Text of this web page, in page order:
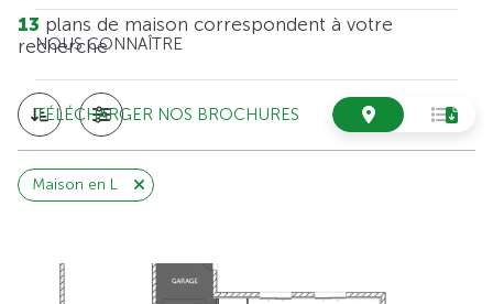
NOUS CONNAÎTRE
TÉLÉCHARGER NOS BROCHURES
13 plans de maison correspondent à votre
recherche
Maison en L